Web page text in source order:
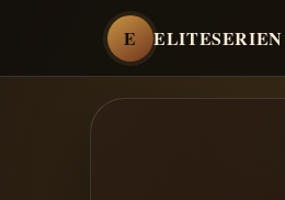
E ELITESERIEN